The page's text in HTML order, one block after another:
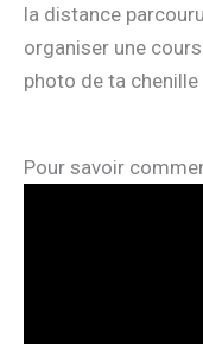
la distance
organiser une
photo de ta chenille
Pour savoir